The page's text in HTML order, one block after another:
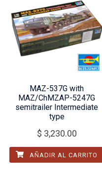
MAZ-537G with
MAZ/ChMZAP-5247G
semitrailer Intermediate
type
$ 3,230.00
AÑADIR AL CARRITO